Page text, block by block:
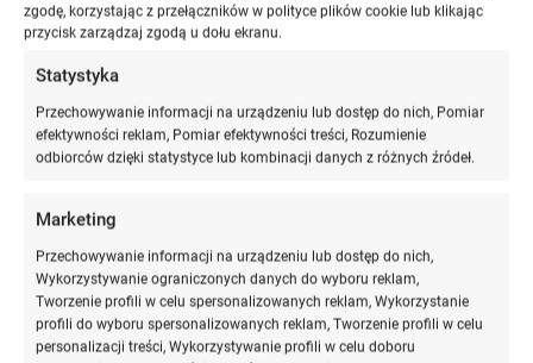
zgodę, korzystając z przełączników w polityce plików cookie lub klikając
przycisk zarządzaj zgodą u dołu ekranu.
Statystyka
Przechowywanie informacji na urządzeniu lub dostęp do nich, Pomiar
efektywności reklam, Pomiar efektywności treści, Rozumienie
odbiorców dzięki statystyce lub kombinacji danych z różnych źródeł.
Marketing
Przechowywanie informacji na urządzeniu lub dostęp do nich,
Wykorzystywanie ograniczonych danych do wyboru reklam,
Tworzenie profili w celu spersonalizowanych reklam, Wykorzystanie
profili do wyboru spersonalizowanych reklam, Tworzenie profili w celu
personalizacji treści, Wykorzystywanie profili w celu doboru
reklamujesz się jakospecjalista prawa cywilnegolub
zawodowy doradca,
lub występujesz przed sądem,
to wchodzisz na pole zarezerwowane dla osób z
formalnym wykształceniem prawniczym, które przeszły
udzielają wyłącznieadwokaci, radcowie prawni i
aplikanci. To pokazuje jasno, że choć poradnictwo może
być dostępne szeroko,zaufanie publiczne wymaga